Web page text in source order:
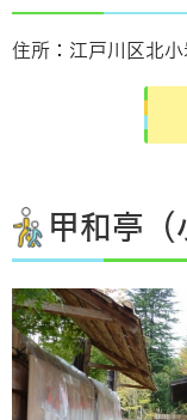
住所：江戸川区北
甲和亭（